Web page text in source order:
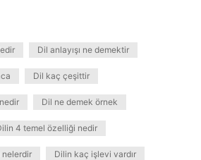
Dil anlayışı ne demektir
Dil kaç çeşittir
Dil ne demek örnek
4 temel özelliği nedir
nelerdir Dilin kaç işlevi vardır